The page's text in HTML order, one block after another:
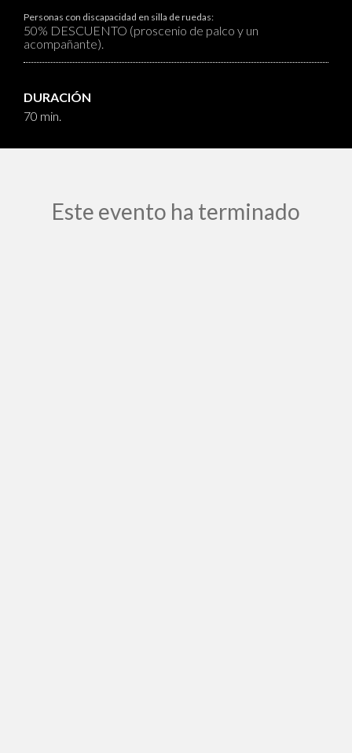
Personas con discapacidad en silla de ruedas:
50% DESCUENTO (proscenio de palco y un
acompañante).
DURACIÓN
70 min.
Este evento ha terminado